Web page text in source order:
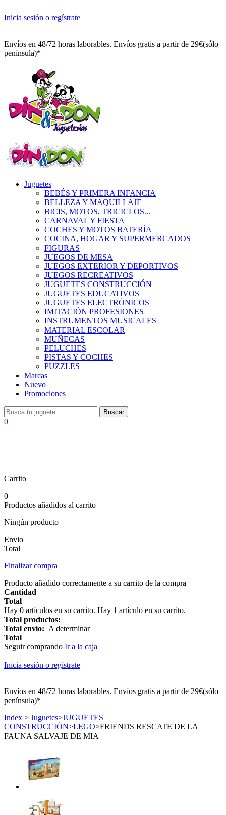
|
Inicia sesión o regístrate
|
Envíos en 48/72 horas laborables. Envíos gratis a partir de 29€(sólo
península)*
Juguetes
BEBÉS Y PRIMERA INFANCIA
BELLEZA Y MAQUILLAJE
BICIS, MOTOS, TRICICLOS...
CARNAVAL Y FIESTA
COCHES Y MOTOS BATERÍA
COCINA, HOGAR Y SUPERMERCADOS
FIGURAS
JUEGOS DE MESA
JUEGOS EXTERIOR Y DEPORTIVOS
JUEGOS RECREATIVOS
JUGUETES CONSTRUCCIÓN
JUGUETES EDUCATIVOS
JUGUETES ELECTRÓNICOS
IMITACIÓN PROFESIONES
INSTRUMENTOS MUSICALES
MATERIAL ESCOLAR
MUÑECAS
PELUCHES
PISTAS Y COCHES
PUZZLES
Marcas
Nuevo
Promociones
Buscar
0
Carrito
0
Productos añadidos al carrito
Ningún producto
Envio
Total
Finalizar compra
Producto añadido correctamente a su carrito de la compra
Cantidad
Total
Hay 0 artículos en su carrito. Hay 1 artículo en su carrito.
Total productos:
Total envío: A determinar
Total
Seguir comprando Ir a la caja
|
Inicia sesión o regístrate
|
Envíos en 48/72 horas laborables. Envíos gratis a partir de 29€(sólo
península)*
Index > Juguetes>JUGUETES
CONSTRUCCIÓN>LEGO>FRIENDS RESCATE DE LA
FAUNA SALVAJE DE MIA